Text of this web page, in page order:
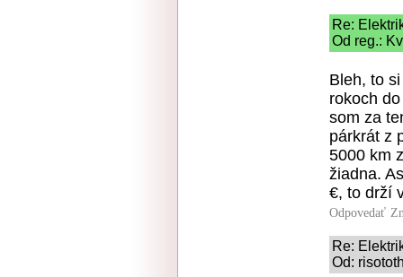
Re:
Od reg.:
Bleh, to
rokoch
som za
párkrát z
5000 km
žiadna.
€, to drží
Odpovedať
Re:
Od: